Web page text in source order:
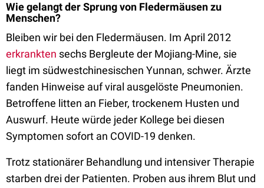
Wie gelangt der Sprung von Fledermäusen zu
Menschen?
Bleiben wir bei den Fledermäusen. Im April 2012
erkrankten sechs Bergleute der Mojiang-Mine, sie
liegt im südwestchinesischen Yunnan, schwer. Ärzte
fanden Hinweise auf viral ausgelöste Pneumonien.
Betroffene litten an Fieber, trockenem Husten und
Auswurf. Heute würde jeder Kollege bei diesen
Symptomen sofort an COVID-19 denken.
Trotz stationärer Behandlung und intensiver Therapie
starben drei der Patienten. Proben aus ihrem Blut und